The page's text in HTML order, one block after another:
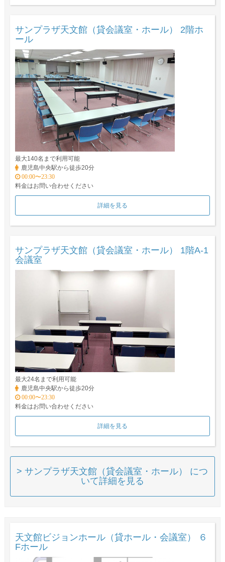
サンプラザ天文館（貸会議室・ホール） 2階ホ
ール
最大140名まで利用可能
鹿児島中央駅から徒歩20分
00:00〜23:30
料金はお問い合わせください
詳細を見る
サンプラザ天文館（貸会議室・ホール） 1階A-1
会議室
最大24名まで利用可能
鹿児島中央駅から徒歩20分
00:00〜23:30
料金はお問い合わせください
詳細を見る
> サンプラザ天文館（貸会議室・ホール） につ
いて詳細を見る
天文館ビジョンホール（貸ホール・会議室） ６
Fホール